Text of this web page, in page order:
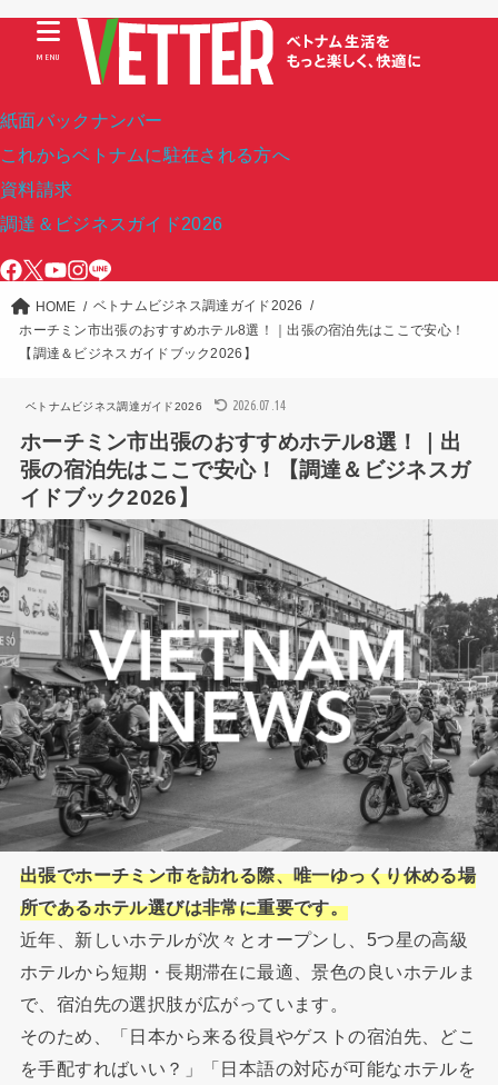
紙面バックナンバー
これからベトナムに駐在される方へ
資料請求
調達＆ビジネスガイド2026
MENU
HOME
ベトナムビジネス調達ガイド2026
ホーチミン市出張のおすすめホテル8選！｜出張の宿泊先はここで安心！
【調達＆ビジネスガイドブック2026】
ベトナムビジネス調達ガイド2026 2026.07.14
ホーチミン市出張のおすすめホテル8選！｜出
張の宿泊先はここで安心！【調達＆ビジネスガ
イドブック2026】
出張でホーチミン市を訪れる際、唯一ゆっくり休める場
所であるホテル選びは非常に重要です。
近年、新しいホテルが次々とオープンし、5つ星の高級
ホテルから短期・長期滞在に最適、景色の良いホテルま
で、宿泊先の選択肢が広がっています。
そのため、「日本から来る役員やゲストの宿泊先、どこ
を手配すればいい？」「日本語の対応が可能なホテルを